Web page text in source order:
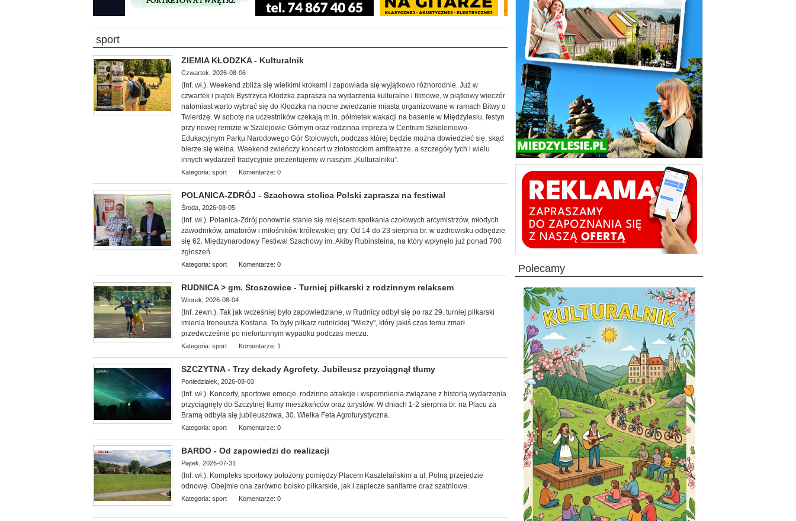
sport
ZIEMIA KŁODZKA - Kulturalnik
Czwartek, 2026-08-06
(Inf. wł.). Weekend zbliża się wielkimi krokami i zapowiada się wyjątkowo różnorodnie. Już w
czwartek i piątek Bystrzyca Kłodzka zaprasza na wydarzenia kulturalne i filmowe, w piątkowy wieczór
natomiast warto wybrać się do Kłodzka na nocne zwiedzanie miasta organizowane w ramach Bitwy o
Twierdzę. W sobotę na uczestników czekają m.in. półmetek wakacji na basenie w Międzylesiu, festyn
przy nowej remizie w Szalejowie Górnym oraz rodzinna impreza w Centrum Szkoleniowo-
Edukacyjnym Parku Narodowego Gór Stołowych, podczas której będzie można dowiedzieć się, skąd
bierze się wełna. Weekend zwieńczy koncert w złotostockim amfiteatrze, a szczegóły tych i wielu
innych wydarzeń tradycyjnie prezentujemy w naszym „Kulturalniku”.
Kategoria: sport Komentarze: 0
POLANICA-ZDRÓJ - Szachowa stolica Polski zaprasza na festiwal
Środa, 2026-08-05
(Inf. wł.). Polanica-Zdrój ponownie stanie się miejscem spotkania czołowych arcymistrzów, młodych
zawodników, amatorów i miłośników królewskiej gry. Od 14 do 23 sierpnia br. w uzdrowisku odbędzie
się 62. Międzynarodowy Festiwal Szachowy im. Akiby Rubinsteina, na który wpłynęło już ponad 700
zgłoszeń.
Kategoria: sport Komentarze: 0
RUDNICA > gm. Stoszowice - Turniej piłkarski z rodzinnym relaksem
Wtorek, 2026-08-04
(Inf. zewn.). Tak jak wcześniej było zapowiedziane, w Rudnicy odbył się po raz 29. turniej piłkarski
imienia Ireneusza Kostana. To były piłkarz rudnickiej "Wieży", który jakiś czas temu zmarł
przedwcześnie po niefortunnym wypadku podczas meczu.
Kategoria: sport Komentarze: 1
SZCZYTNA - Trzy dekady Agrofety. Jubileusz przyciągnął tłumy
Poniedziałek, 2026-08-03
(Inf. wł.). Koncerty, sportowe emocje, rodzinne atrakcje i wspomnienia związane z historią wydarzenia
przyciągnęły do Szczytnej tłumy mieszkańców oraz turystów. W dniach 1-2 sierpnia br. na Placu za
Bramą odbyła się jubileuszowa, 30. Wielka Feta Agroturystyczna.
Kategoria: sport Komentarze: 0
BARDO - Od zapowiedzi do realizacji
Piątek, 2026-07-31
(Inf. wł.). Kompleks sportowy położony pomiędzy Placem Kasztelańskim a ul. Polną przejedzie
odnowę. Obejmie ona zarówno boisko piłkarskie, jak i zaplecze sanitarne oraz szatniowe.
Kategoria: sport Komentarze: 0
polecamy